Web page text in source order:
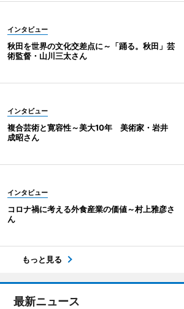
インタビュー
秋田を世界の文化交差点に～「踊る。秋田」芸
術監督・山川三太さん
インタビュー
複合芸術と寛容性～美大10年 美術家・岩井
成昭さん
インタビュー
コロナ禍に考える外食産業の価値～村上雅彦さ
ん
もっと見る
最新ニュース